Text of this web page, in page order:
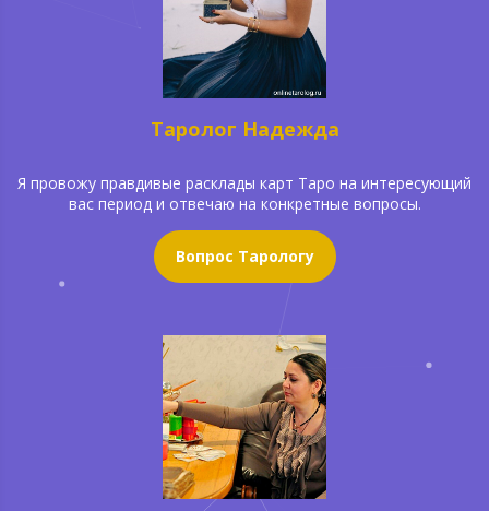
Таролог Надежда
Я провожу правдивые расклады карт Таро на интересующий
вас период и отвечаю на конкретные вопросы.
Вопрос Тарологу